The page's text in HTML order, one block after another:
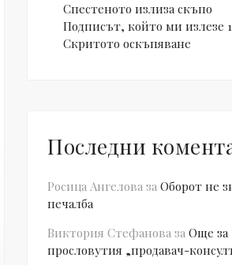
Спестеното излиза скъпо
Подписът, който ми излезе
Скритото оскъпяване
Последни
Росица Ангелова за Оборот не
печалба
Виктория Стефанова за Още за
прословутия „продавач-